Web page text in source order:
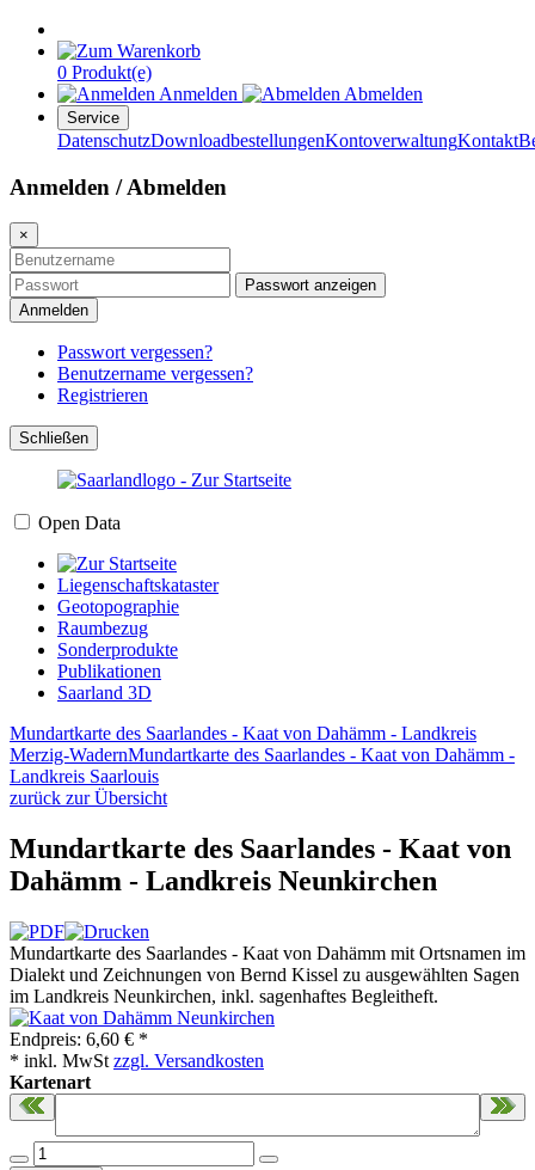
0 Produkt(e)
Anmelden
Abmelden
Service
DatenschutzDownloadbestellungenKontoverwaltungKontakt
Anmelden / Abmelden
×
Passwort anzeigen
Anmelden
Passwort vergessen?
Benutzername vergessen?
Registrieren
Schließen
Open Data
Liegenschaftskataster
Geotopographie
Raumbezug
Sonderprodukte
Publikationen
Saarland 3D
Mundartkarte des Saarlandes - Kaat von Dahämm - Landkreis
Merzig-WadernMundartkarte des Saarlandes - Kaat von Dahämm -
Landkreis Saarlouis
zurück zur Übersicht
Mundartkarte des Saarlandes - Kaat von
Dahämm - Landkreis Neunkirchen
Mundartkarte des Saarlandes - Kaat von Dahämm mit Ortsnamen im
Dialekt und Zeichnungen von Bernd Kissel zu ausgewählten Sagen
im Landkreis Neunkirchen, inkl. sagenhaftes Begleitheft.
Endpreis: 6,60 € *
* inkl. MwSt zzgl. Versandkosten
Kartenart